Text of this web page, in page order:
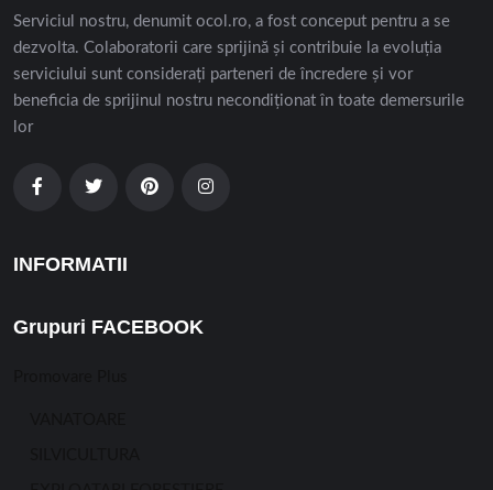
Serviciul nostru, denumit ocol.ro, a fost conceput pentru a se
dezvolta. Colaboratorii care sprijină și contribuie la evoluția
serviciului sunt considerați parteneri de încredere și vor
beneficia de sprijinul nostru necondiționat în toate demersurile
lor
INFORMATII
Grupuri FACEBOOK